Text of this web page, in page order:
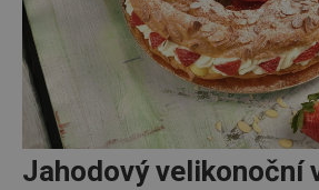
Jahodový velikonoční